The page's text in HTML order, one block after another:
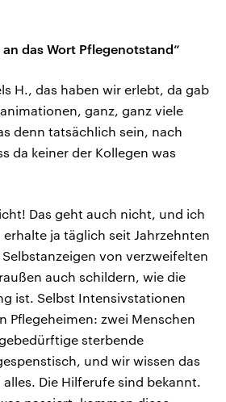
das Wort Pflegenotstand“
H., das haben wir erlebt, da gab
ganz, ganz viele
denn tatsächlich sein, nach
da keiner der Kollegen was
Das geht auch nicht, und ich
ja täglich seit Jahrzehnten
von verzweifelten
auch schildern, wie die
ist. Selbst Intensivstationen
Pflegeheimen: zwei Menschen
sterbende
und wir wissen das
alles. Die Hilferufe sind bekannt.